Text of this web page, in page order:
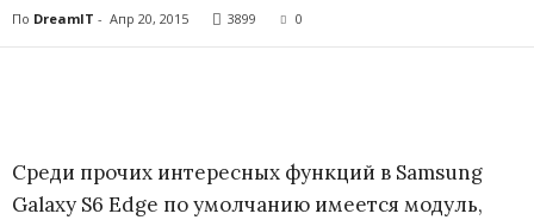
По DreamIT - Апр 20, 2015 3899 0
Среди прочих интересных функций в Samsung
Galaxy S6 Edge по умолчанию имеется модуль,